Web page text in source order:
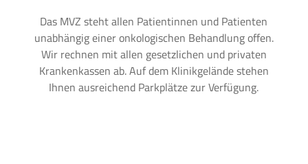
Das MVZ steht allen Patientinnen und Patienten
unabhängig einer onkologischen Behandlung offen.
Wir rechnen mit allen gesetzlichen und privaten
Krankenkassen ab. Auf dem Klinikgelände stehen
Ihnen ausreichend Parkplätze zur Verfügung.